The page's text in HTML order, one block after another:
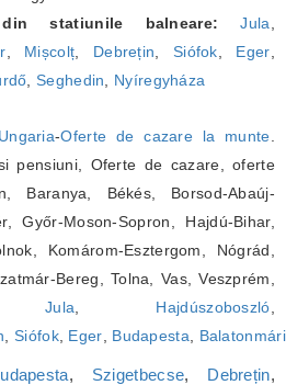
statiunile balneare:
Jula
Mișcolț Debrețin Siófok Eger
,Seghedin Nyíregyháza
-Oferte de cazare la munte
pensiuni, Oferte de cazare, oferte
Baranya, Békés, Borsod-Abaúj-
Győr-Moson-Sopron, Hajdú-Bihar,
Komárom-Esztergom, Nógrád,
Bereg, Tolna, Vas, Veszprém,
Jula Hajdúszoboszló
,Siófok, Eger Budapesta
, Szigetbecse, Debrețin,